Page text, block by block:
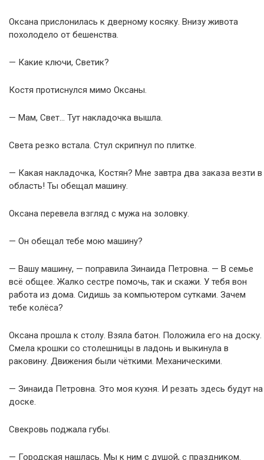
Оксана прислонилась к дверному косяку. Внизу живота
похолодело от бешенства.
— Какие ключи, Светик?
Костя протиснулся мимо Оксаны.
— Мам, Свет… Тут накладочка вышла.
Света резко встала. Стул скрипнул по плитке.
— Какая накладочка, Костян? Мне завтра два заказа везти в
область! Ты обещал машину.
Оксана перевела взгляд с мужа на золовку.
— Он обещал тебе мою машину?
— Вашу машину, — поправила Зинаида Петровна. — В семье
всё общее. Жалко сестре помочь, так и скажи. У тебя вон
работа из дома. Сидишь за компьютером сутками. Зачем
тебе колёса?
Оксана прошла к столу. Взяла батон. Положила его на доску.
Смела крошки со столешницы в ладонь и выкинула в
раковину. Движения были чёткими. Механическими.
— Зинаида Петровна. Это моя кухня. И резать здесь будут на
доске.
Свекровь поджала губы.
— Городская нашлась. Мы к ним с душой, с праздником.